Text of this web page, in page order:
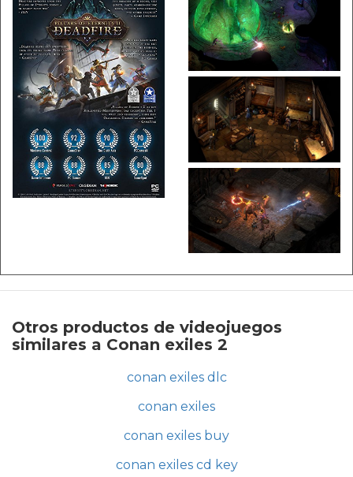
Otros productos de videojuegos
similares a Conan exiles 2
conan exiles dlc
conan exiles
conan exiles buy
conan exiles cd key